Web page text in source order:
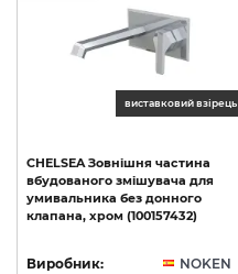
виставковий взірець
CHELSEA Зовнішня частина
вбудованого змішувача для
умивальника без донного
клапана, хром (100157432)
Виробник: NOKEN